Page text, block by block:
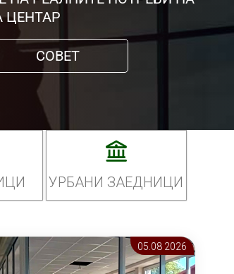
ЦЕНТАР
СОВЕТ
УРБАНИ ЗАЕДНИЦИ
05.08 2026